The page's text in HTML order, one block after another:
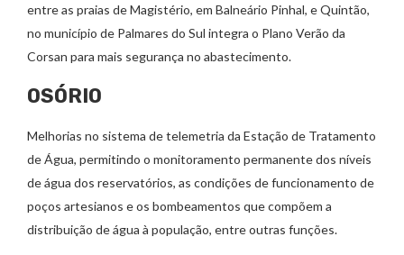
entre as praias de Magistério, em Balneário Pinhal, e Quintão,
no município de Palmares do Sul integra o Plano Verão da
Corsan para mais segurança no abastecimento.
OSÓRIO
Melhorias no sistema de telemetria da Estação de Tratamento
de Água, permitindo o monitoramento permanente dos níveis
de água dos reservatórios, as condições de funcionamento de
poços artesianos e os bombeamentos que compõem a
distribuição de água à população, entre outras funções.